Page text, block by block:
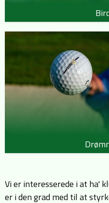
Vi er interesserede i at ha'
er i den grad med til at